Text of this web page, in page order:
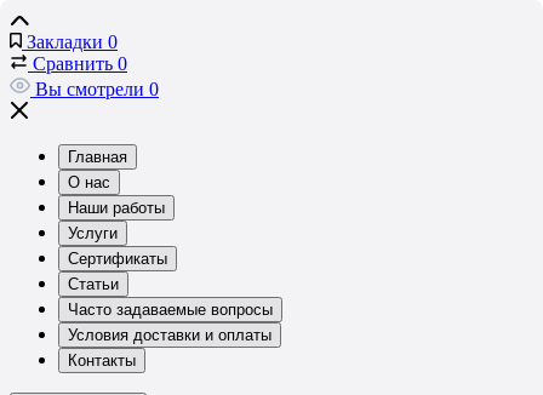
Закладки 0
Сравнить 0
Вы смотрели 0
Главная
О нас
Наши работы
Услуги
Сертификаты
Статьи
Часто задаваемые вопросы
Условия доставки и оплаты
Контакты